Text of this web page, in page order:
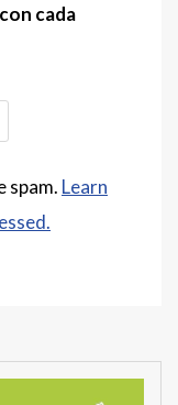
cada
spam. Learn